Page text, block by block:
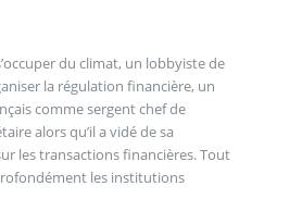
du climat, un lobbyiste de
la régulation financière, un
comme sergent chef de
alors qu’il a vidé de sa
les transactions financières. Tout
les institutions